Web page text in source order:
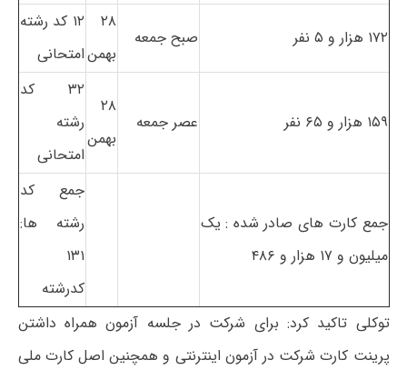
۱۷۲ هزار و ۵ نفر صبح جمعه
۲۸
بهمن
۱۲ کد رشته
امتحانی
۱۵۹ هزار و ۶۵ نفر عصر جمعه
۲۸
بهمن
۳۲ کد
رشته
امتحانی
جمع کارت های صادر شده : یک
میلیون و ۱۷ هزار و ۴۸۶
جمع کد
رشته ها:
۱۳۱
کدرشته
توکلی تاکید کرد: برای شرکت در جلسه آزمون همراه داشتن
پرینت کارت شرکت در آزمون اینترنتی و همچنین اصل کارت ملی